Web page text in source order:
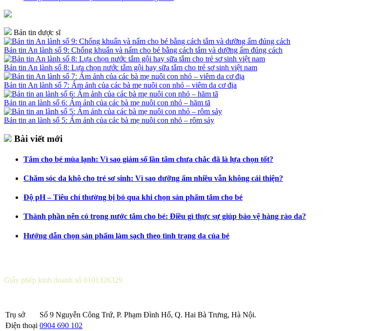
Bản tin dược sĩ
Bản tin An lành số 9: Chống khuẩn và nấm cho bé bằng cách tắm và dưỡng ẩm đúng cách
Bản tin An lành số 8: Lựa chọn nước tắm gội hay sữa tắm cho trẻ sơ sinh việt nam
Bản tin An lành số 7: Ám ảnh của các bà mẹ nuôi con nhỏ – viêm da cơ địa
Bản tin an lành số 6: Ám ảnh của các bà mẹ nuôi con nhỏ – hăm tã
Bản tin an lành số 5: Ám ảnh của các bà mẹ nuôi con nhỏ – rôm sảy
Bài viết mới
Tắm cho bé mùa lạnh: Vì sao giảm số lần tắm chưa chắc đã là lựa chọn tốt?
Chăm sóc da khô cho trẻ sơ sinh: Vì sao dưỡng ẩm nhiều vẫn không cải thiện?
Độ pH – Tiêu chí thường bị bỏ qua khi chọn sản phẩm tắm cho bé
Thành phần nên có trong nước tắm cho bé: Điều gì thực sự giúp bảo vệ hàng rào da?
Hướng dẫn chọn sản phẩm làm sạch theo tình trạng da của bé
Giấy phép kinh doanh số 0101326329
Trụ sở
Số 9 Nguyễn Công Trứ, P. Phạm Đình Hổ, Q. Hai Bà Trưng, Hà Nội.
Điện thoại 0904 690 102